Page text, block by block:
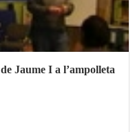
Jaume I a l’ampolleta